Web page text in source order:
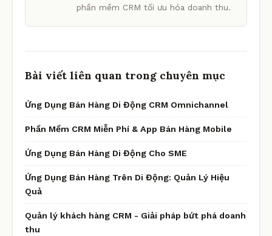
phần mềm CRM tối ưu hóa doanh thu.
Bài viết liên quan trong chuyên mục
Ứng Dụng Bán Hàng Di Động CRM Omnichannel
Phần Mềm CRM Miễn Phí & App Bán Hàng Mobile
Ứng Dụng Bán Hàng Di Động Cho SME
Ứng Dụng Bán Hàng Trên Di Động: Quản Lý Hiệu
Quả
Quản lý khách hàng CRM - Giải pháp bứt phá doanh
thu